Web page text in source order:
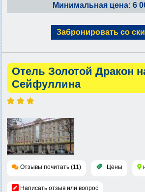
Минимальная цена: 6
Забронировать со
Отель Золотой Дракон
Сейфуллина
Отзывы почитать (11) Цены
Написать отзыв или вопрос